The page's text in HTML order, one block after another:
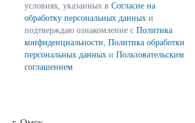
условиях, указанных в Согласие на
обработку персональных данных и
подтверждаю ознакомление с Политика
конфиденциальности Политика обработки
персональных данных и Пользовательским
соглашением